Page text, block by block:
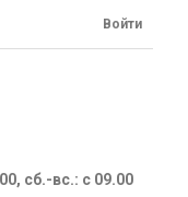
сб.-вс.: с 09.00
Войти